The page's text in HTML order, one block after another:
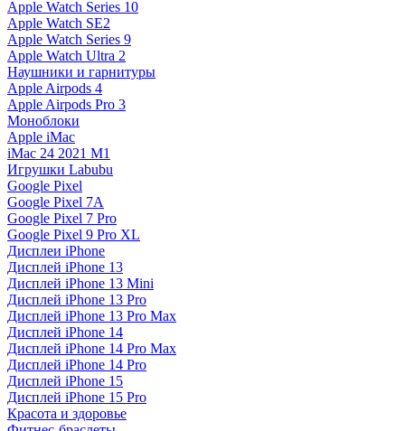
Apple Watch Series 10
Apple Watch SE2
Apple Watch Series 9
Apple Watch Ultra 2
Наушники и гарнитуры
Apple Airpods 4
Apple Airpods Pro 3
Моноблоки
Apple iMac
iMac 24 2021 M1
Игрушки Labubu
Google Pixel
Google Pixel 7А
Google Pixel 7 Pro
Google Pixel 9 Pro XL
Дисплеи iPhone
Дисплей iPhone 13
Дисплей iPhone 13 Mini
Дисплей iPhone 13 Pro
Дисплей iPhone 13 Pro Max
Дисплей iPhone 14
Дисплей iPhone 14 Pro Max
Дисплей iPhone 14 Pro
Дисплей iPhone 15
Дисплей iPhone 15 Pro
Красота и здоровье